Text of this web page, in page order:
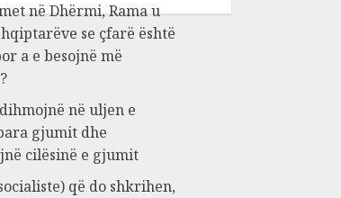
në Dhërmi, Rama u
se çfarë është
a e besojnë më
në uljen e
gjumit dhe
cilësinë e gjumit
që do shkrihen,